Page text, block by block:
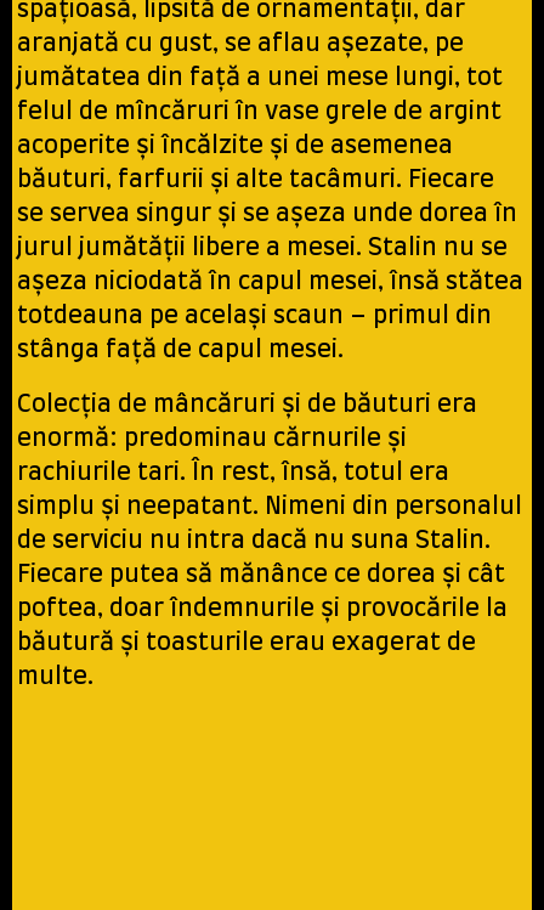
spaţioasă, lipsită de ornamentaţii, dar
aranjată cu gust, se aflau aşezate, pe
jumătatea din faţă a unei mese lungi, tot
felul de mîncăruri în vase grele de argint
acoperite şi încălzite şi de asemenea
băuturi, farfurii şi alte tacâmuri. Fiecare
se servea singur şi se aşeza unde dorea în
jurul jumătăţii libere a mesei. Stalin nu se
aşeza niciodată în capul mesei, însă stătea
totdeauna pe acelaşi scaun – primul din
stânga faţă de capul mesei.
Colecţia de mâncăruri şi de băuturi era
enormă: predominau cărnurile şi
rachiurile tari. În rest, însă, totul era
simplu şi neepatant. Nimeni din personalul
de serviciu nu intra dacă nu suna Stalin.
Fiecare putea să mănânce ce dorea şi cât
poftea, doar îndemnurile şi provocările la
băutură şi toasturile erau exagerat de
multe.